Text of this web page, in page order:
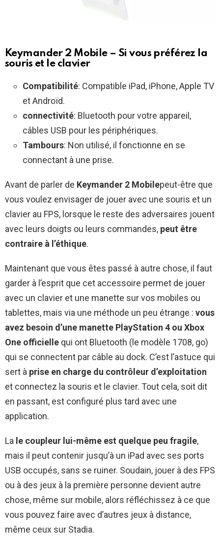
Keymander 2 Mobile – Si vous préférez la
souris et le clavier
Compatibilité: Compatible iPad, iPhone, Apple TV
et Androïd.
connectivité: Bluetooth pour votre appareil,
câbles USB pour les périphériques.
Tambours: Non utilisé, il fonctionne en se
connectant à une prise.
Avant de parler de Keymander 2 Mobilepeut-être que
vous voulez envisager de jouer avec une souris et un
clavier au FPS, lorsque le reste des adversaires jouent
avec leurs doigts ou leurs commandes, peut être
contraire à l’éthique.
Maintenant que vous êtes passé à autre chose, il faut
garder à l’esprit que cet accessoire permet de jouer
avec un clavier et une manette sur vos mobiles ou
tablettes, mais via une méthode un peu étrange : vous
avez besoin d’une manette PlayStation 4 ou Xbox
One officielle qui ont Bluetooth (le modèle 1708, go)
qui se connectent par câble au dock. C’est l’astuce qui
sert à prise en charge du contrôleur d’exploitation
et connectez la souris et le clavier. Tout cela, soit dit
en passant, est configuré plus tard avec une
application.
La le coupleur lui-même est quelque peu fragile,
mais il peut contenir jusqu’à un iPad avec ses ports
USB occupés, sans se ruiner. Soudain, jouer à des FPS
ou à des jeux à la première personne devient autre
chose, même sur mobile, alors réfléchissez à ce que
vous pouvez faire avec d’autres jeux à distance,
même ceux sur Stadia.